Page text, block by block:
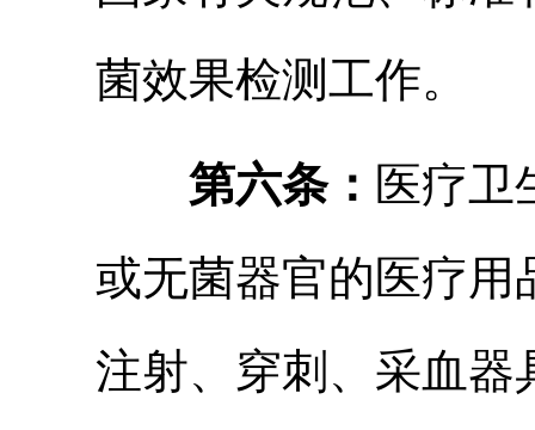
菌效果检测工作。
第六条： 医疗卫
或无菌器官的医疗用
注射、穿刺、采血器